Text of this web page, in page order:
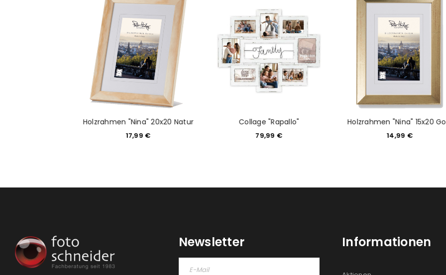
Anmeldeformular geschützt durch
Angemeldet bleiben
ANMELDEN
PASSWORT VERGESSEN?
Please select all the ways
Ich stimme zu
Ja, ich möchte ein
Datenschutzerklärung.
REGISTRIEREN
Holzrahmen "Nina" 20x20 Natur
17,99 €
Collage "Rapallo"
79,99 €
Holzrahmen "Nina" 15x20
14,99 €
Newsletter Informationen